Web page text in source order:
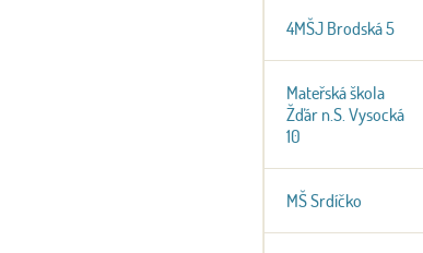
4MŠJ Brodská 5
Mateřská škola
Žďár n.S. Vysocká
10
MŠ Srdíčko